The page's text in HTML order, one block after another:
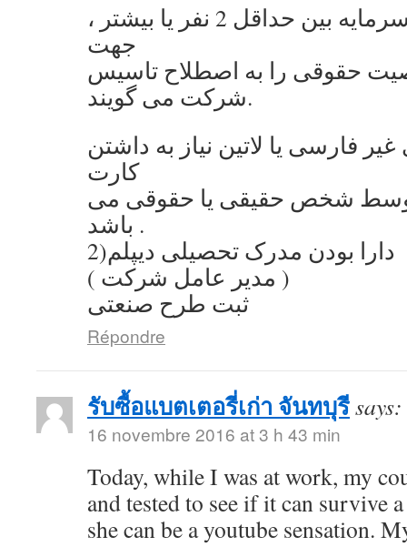
به اشتراک گذاشتن سرمایه بین حداقل 2 نفر یا بیشتر ،
جهت
حقوقی را به اصطلاح تاسیس
شرکت می گویند.
فارسی یا لاتین نیاز به داشتن
کارت
توسط شخص حقیقی یا حقوقی می
باشد .
2)دارا بودن مدرک تحصیلی دیپلم
( مدیر عامل شرکت )
ثبت طرح صنعتی
Répondre
รับซื้อแบตเตอรี่เก่า จันทบุรีsays:
16 novembre 2016 at 3 h 43 min
Today, while I was at work, my
and tested to see if it can survive
she can be a youtube sensation.